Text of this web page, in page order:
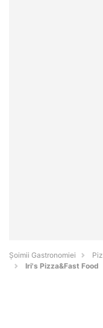
Șoimii Gastronomiei
Iri's Pizza&Fast Food